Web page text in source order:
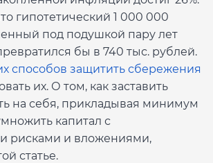
гипотетический 1 000 000
под подушкой пару лет
бы в 740 тыс. рублей.
способов защитить сбережения
их. О том, как заставить
на себя, прикладывая минимум
капитал с
рисками и вложениями,
статье.